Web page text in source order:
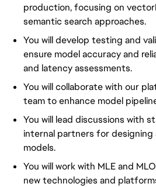
production, focusing on
semantic search approaches.
You will develop testing and
ensure model accuracy and
and latency assessments.
You will collaborate with our
team to enhance model
You will lead discussions with
internal partners for designing
models.
You will work with MLE and
new technologies and